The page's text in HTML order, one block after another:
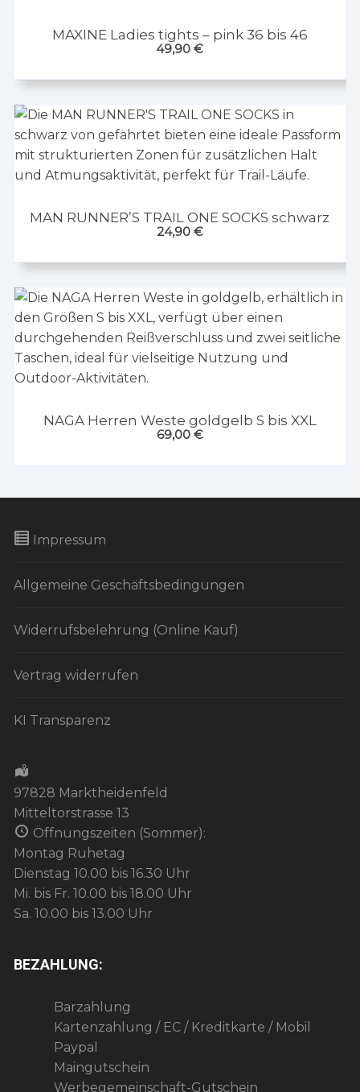
MAXINE Ladies tights – pink 36 bis 46
49,90€
MAN RUNNER’S TRAIL ONE SOCKS schwarz
24,90 €
NAGA Herren Weste goldgelb S bis XXL
69,00 €
Impressum
Allgemeine Geschäftsbedingungen
Widerrufsbelehrung (Online Kauf)
Vertrag widerrufen
KI Transparenz
97828 Marktheidenfeld
Mitteltorstrasse 13
Öffnungszeiten (Sommer):
Montag Ruhetag
Dienstag 10.00 bis 16.30 Uhr
Mi. bis Fr. 10.00 bis 18.00 Uhr
Sa. 10.00 bis 13.00 Uhr
BEZAHLUNG:
Barzahlung
Kartenzahlung / EC / Kreditkarte / Mobil
Paypal
Maingutschein
Werbegemeinschaft-Gutschein